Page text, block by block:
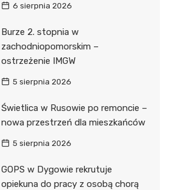
6 sierpnia 2026
Burze 2. stopnia w
zachodniopomorskim –
ostrzeżenie IMGW
5 sierpnia 2026
Świetlica w Rusowie po remoncie –
nowa przestrzeń dla mieszkańców
5 sierpnia 2026
GOPS w Dygowie rekrutuje
opiekuna do pracy z osobą chorą